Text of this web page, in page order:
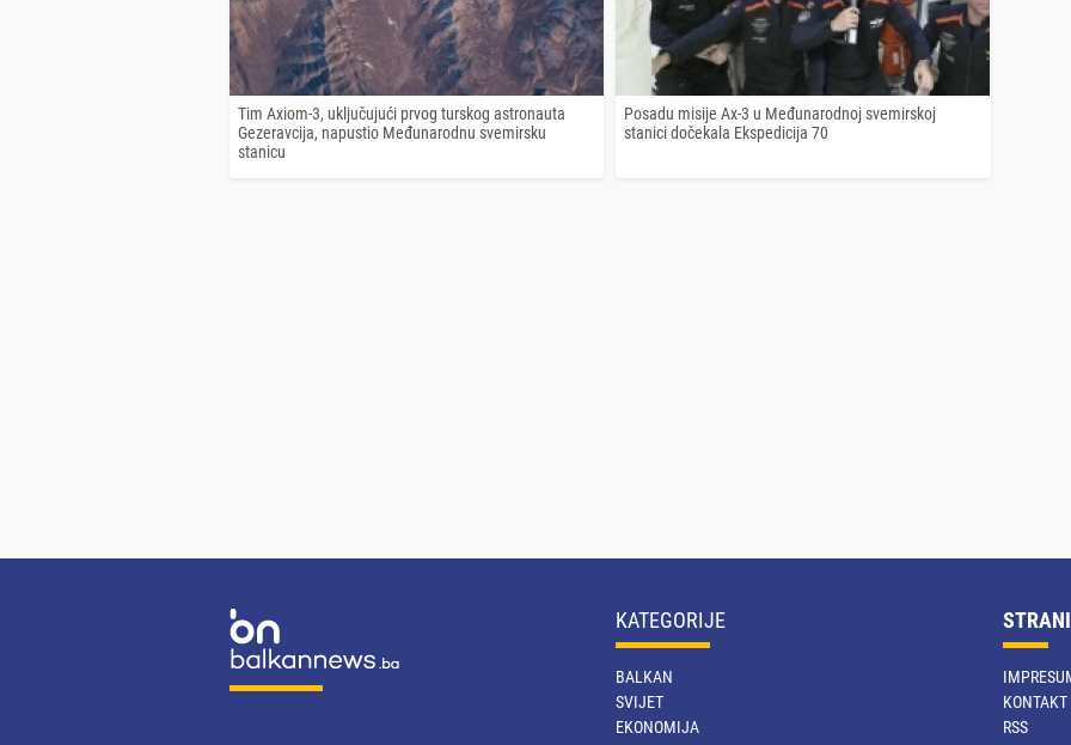
Tim Axiom-3, uključujući prvog turskog astronauta
Gezeravcija, napustio Međunarodnu svemirsku
stanicu
Posadu misije Ax-3 u Međunarodnoj svemirskoj
stanici dočekala Ekspedicija 70
KATEGORIJE
BALKAN
SVIJET
EKONOMIJA
KONTAKT
RSS